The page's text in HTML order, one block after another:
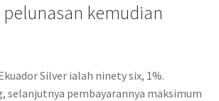
pelunasan kemudian
Silver ialah ninety six, 1%.
selanjutnya pembayarannya maksimum